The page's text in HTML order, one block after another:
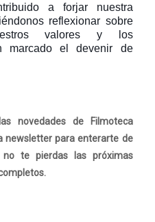
a forjar nuestra
reflexionar sobre
valores y los
marcado el devenir de
novedades de Filmoteca
newsletter para enterarte de
te pierdas las próximas